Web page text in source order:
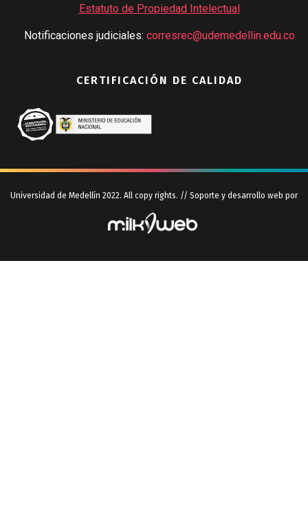
Estatuto de Propiedad Intelectual
Notificaciones judiciales: corresrec@udemedellin.edu.co
CERTIFICACIÓN DE CALIDAD
Universidad de Medellín 2022. All copy rights. // Soporte y desarrollo web por